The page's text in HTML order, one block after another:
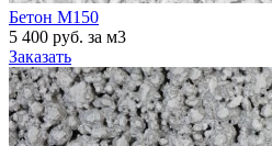
Бетон М150
5 400 руб. за м3
Заказать